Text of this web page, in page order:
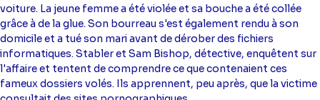
voiture. La jeune femme a été violée et sa bouche a été collée
grâce à de la glue. Son bourreau s'est également rendu à son
domicile et a tué son mari avant de dérober des fichiers
informatiques. Stabler et Sam Bishop, détective, enquêtent sur
l'affaire et tentent de comprendre ce que contenaient ces
fameux dossiers volés. Ils apprennent, peu après, que la victime